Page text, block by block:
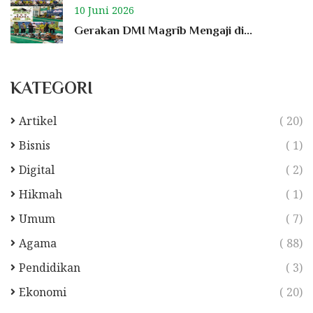
10 Juni 2026
Gerakan DMI Magrib Mengaji di...
KATEGORI
Artikel
( 20)
Bisnis
( 1)
Digital
( 2)
Hikmah
( 1)
Umum
( 7)
Agama
( 88)
Pendidikan
( 3)
Ekonomi
( 20)